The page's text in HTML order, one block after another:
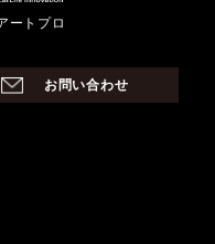
ートプロ
お問い合わせ